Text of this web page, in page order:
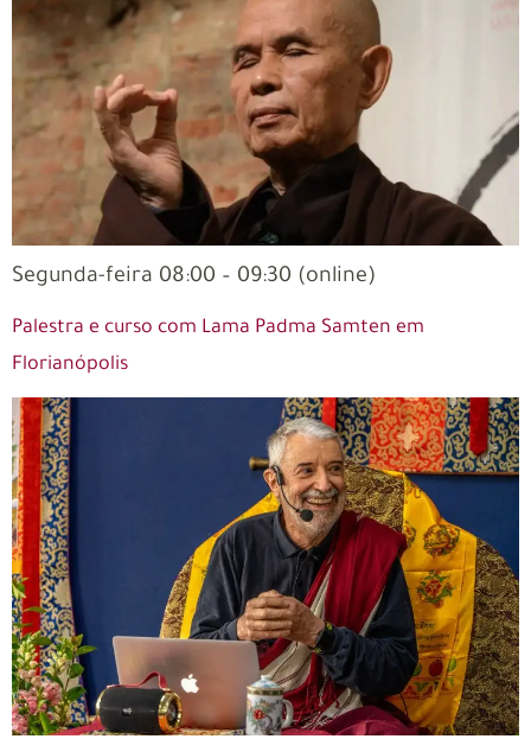
Segunda-feira 08:00 – 09:30 (online)
Palestra e curso com Lama Padma Samten em
Florianópolis